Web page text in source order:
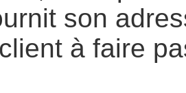
son
à faire